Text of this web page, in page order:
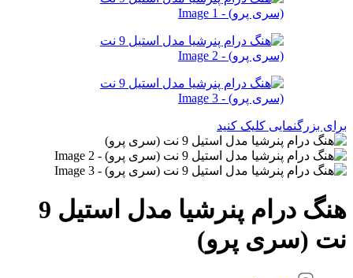
برای بزرگنمایی کلیک کنید
هنگ درام پنرشیا مدل استیل 9
نت (سری پرو)